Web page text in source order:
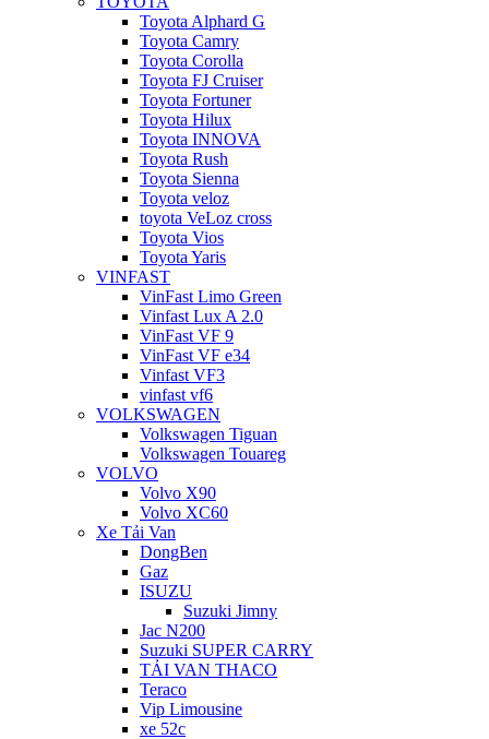
Toyota Alphard G
Toyota Camry
Toyota Corolla
Toyota FJ Cruiser
Toyota Fortuner
Toyota Hilux
Toyota INNOVA
Toyota Rush
Toyota Sienna
Toyota veloz
toyota VeLoz cross
Toyota Vios
Toyota Yaris
VINFAST
VinFast Limo Green
Vinfast Lux A 2.0
VinFast VF 9
VinFast VF e34
Vinfast VF3
vinfast vf6
VOLKSWAGEN
Volkswagen Tiguan
Volkswagen Touareg
VOLVO
Volvo X90
Volvo XC60
Xe Tải Van
DongBen
Gaz
ISUZU
Suzuki Jimny
Jac N200
Suzuki SUPER CARRY
TẢI VAN THACO
Teraco
Vip Limousine
xe 52c